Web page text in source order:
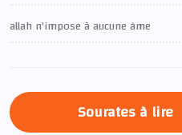
allah n'impose à aucune âme
Sourates à lire